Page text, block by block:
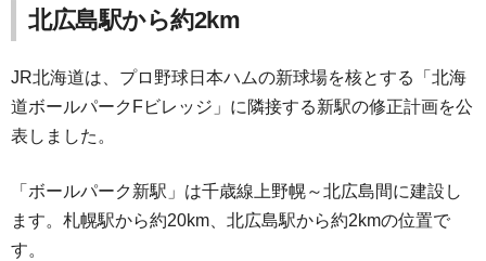
北広島駅から約2km
JR北海道は、プロ野球日本ハムの新球場を核とする「北海
道ボールパークFビレッジ」に隣接する新駅の修正計画を公
表しました。
「ボールパーク新駅」は千歳線上野幌～北広島間に建設し
ます。札幌駅から約20km、北広島駅から約2kmの位置で
す。